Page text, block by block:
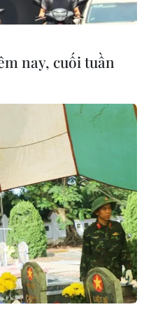
bị nối lại hoạt
ngắn ngày nếu
lại phải làm đơn thông
cơ quan chức năng
nay, cuối tuần